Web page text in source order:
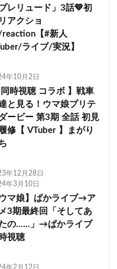
レリュード」3話💙初
アクショ
reaction【#新人
ライブ/実況】
年10月2日
同時視聴 コラボ 】戦車
と見る！ウマ娘プリテ
ービー 第3期 全話 初見
修【 VTuber 】まがり
年12月28日
年3月10日
ウマ娘】ぱかライブ→ア
3期最終回「そしてあ
の……」→ぱかライブ
視聴
年2月12日